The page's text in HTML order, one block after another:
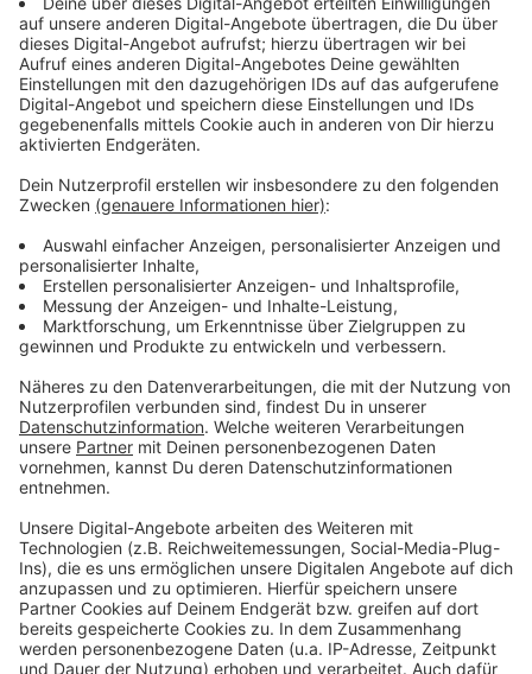
halten länger und lassen sich besser steuern. Damit
kann die Enni die Helligkeit oder Schaltzeiten flexibel
anpassen. Rund 80 Prozent der Straßenbeleuchtung in
Moers sind schon umgestellt.
Anzeige
neue Leuchtenköpfe dazu. 2026 will die Enni dann fast
tausend weitere Laternen austauschen. Ziel ist, bis
2030 alle rund 10.500 Leuchten in Moers auf LED
umzurüsten. Seit Beginn des Programms hat sich der
verringert. Die Sanierung sorgt aber nicht nur für
weniger Stromkosten. Auch die Zahl der Störungen
und Reparaturen sioll so deutlich sinken.